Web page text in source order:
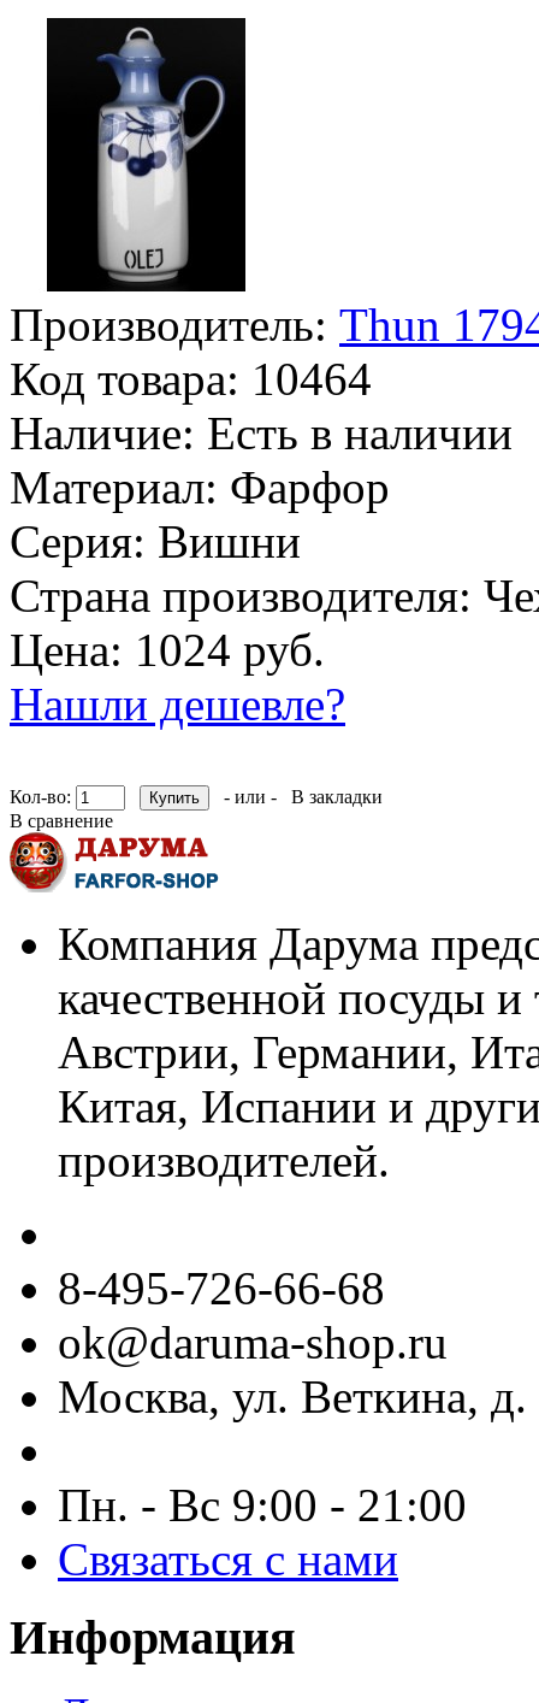
Производитель: Thun
Код товара: 10464
Наличие: Есть в наличии
Материал: Фарфор
Серия: Вишни
Страна производителя:
Цена: 1024 руб.
Нашли дешевле?
Кол-во: - или -
В закладки
В сравнение
Компания Дарума
качественной посуды
Австрии, Германии,
Китая, Испании и
производителей.
8-495-726-66-68
ok@daruma-shop.ru
Москва, ул. Веткина, д.
Пн. - Вс 9:00 - 21:00
Связаться с нами
Информация